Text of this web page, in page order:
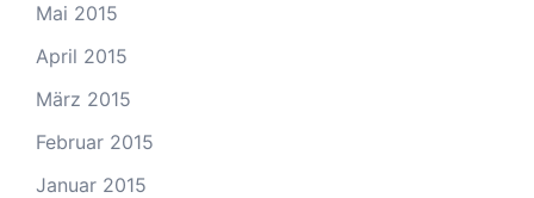
Mai 2015
April 2015
März 2015
Februar 2015
Januar 2015